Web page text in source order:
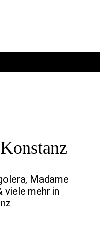
Madame
viele mehr in